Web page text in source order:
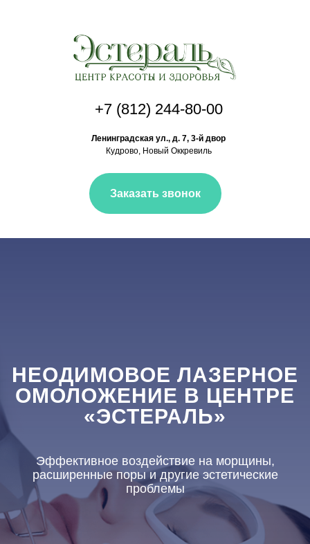
+7 (812) 244-80-00
Ленинградская ул., д. 7, 3-й двор
Кудрово, Новый Оккревиль
Заказать звонок
НЕОДИМОВОЕ ЛАЗЕРНОЕ
ОМОЛОЖЕНИЕ В ЦЕНТРЕ
«ЭСТЕРАЛЬ»
Эффективное воздействие на морщины,
расширенные поры и другие эстетические
проблемы